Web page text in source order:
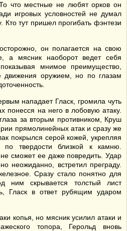
что местные не любят орков он
игровых условностей не думал
тут пришел прогибать фэнтези
он полагается на свою
а мясник наоборот ведет себя
мнимое преимущество,
движения оружием, но по глазам
нападает Гласк, громила чуть
понесся на него в лобовую атаку.
за вторым противником, Круш
прямолинейных атак и сразу же
покрылся серой кожей, укрепляя
твердости близкой к камню.
сможет ее даже повредить. Удар
неожиданно, встретил преграду.
Сразу стало понятно для
ним скрывается толстый лист
Гласк в ответ рубящим ударом
копья, но мясник усилил атаки и
топора, Герольд вновь